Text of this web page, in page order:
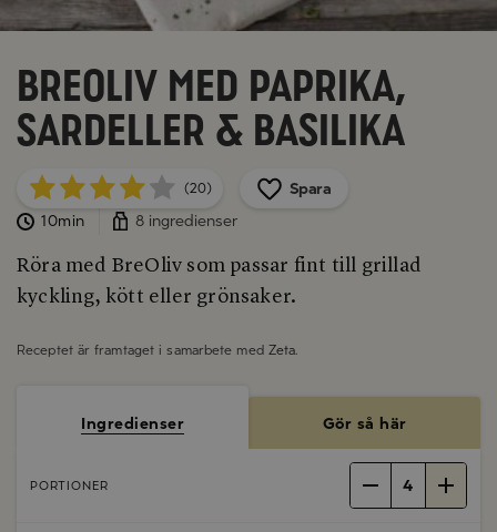
BreOliv med paprika,
sardeller & basilika
(20)
Spara
10min
8 ingredienser
Röra med BreOliv som passar fint till grillad
kyckling, kött eller grönsaker.
Receptet är framtaget i samarbete med Zeta.
Ingredienser Gör så här
PORTIONER 4